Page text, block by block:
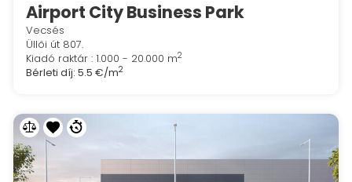
Airport City Business Park
Vecsés
Üllői út 807.
Kiadó raktár : 1.000 - 20.000 m2
Bérleti díj: 5.5 €/m2